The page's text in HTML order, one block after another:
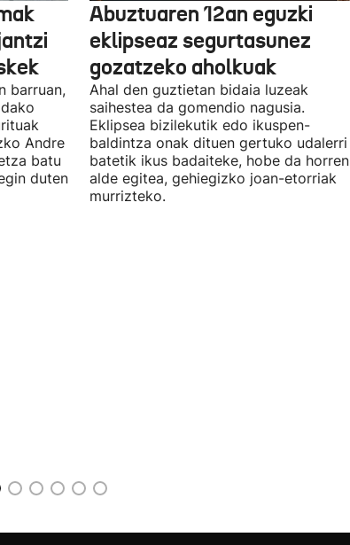
barruan,
Andre
batu
duten
Abuztuaren 12an eguzki
eklipseaz segurtasunez
gozatzeko aholkuak
Ahal den guztietan bidaia luzeak
saihestea da gomendio nagusia.
Eklipsea bizilekutik edo ikuspen-
baldintza onak dituen gertuko udalerri
batetik ikus badaiteke, hobe da horren
alde egitea, gehiegizko joan-etorriak
murrizteko.